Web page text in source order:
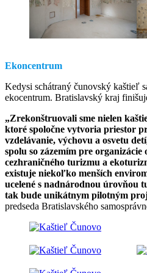
Ekoncentrum
Kedysi schátraný čunovský kaštieľ
ekocentrum. Bratislavský kraj
„Zrekonštruovali sme nielen
ktoré spoločne vytvoria priestor
vzdelávanie, výchovu a osvetu
spolu so zázemím pre
cezhraničného turizmu a
existuje niekoľko menších
ucelené s nadnárodnou úrovňou
tak bude unikátnym pilotným
predseda Bratislavského